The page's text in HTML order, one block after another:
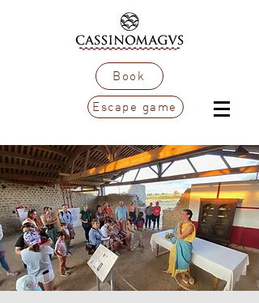
Book
Escape game